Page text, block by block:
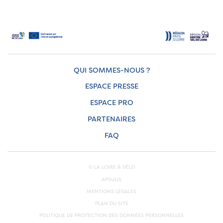
QUI SOMMES-NOUS ?
ESPACE PRESSE
ESPACE PRO
PARTENAIRES
FAQ
© LA LOIRE À VÉLO
APSULIS
MENTIONS LÉGALES
PLAN DU SITE
POLITIQUE DE PROTECTION DES DONNÉES PERSONNELLES